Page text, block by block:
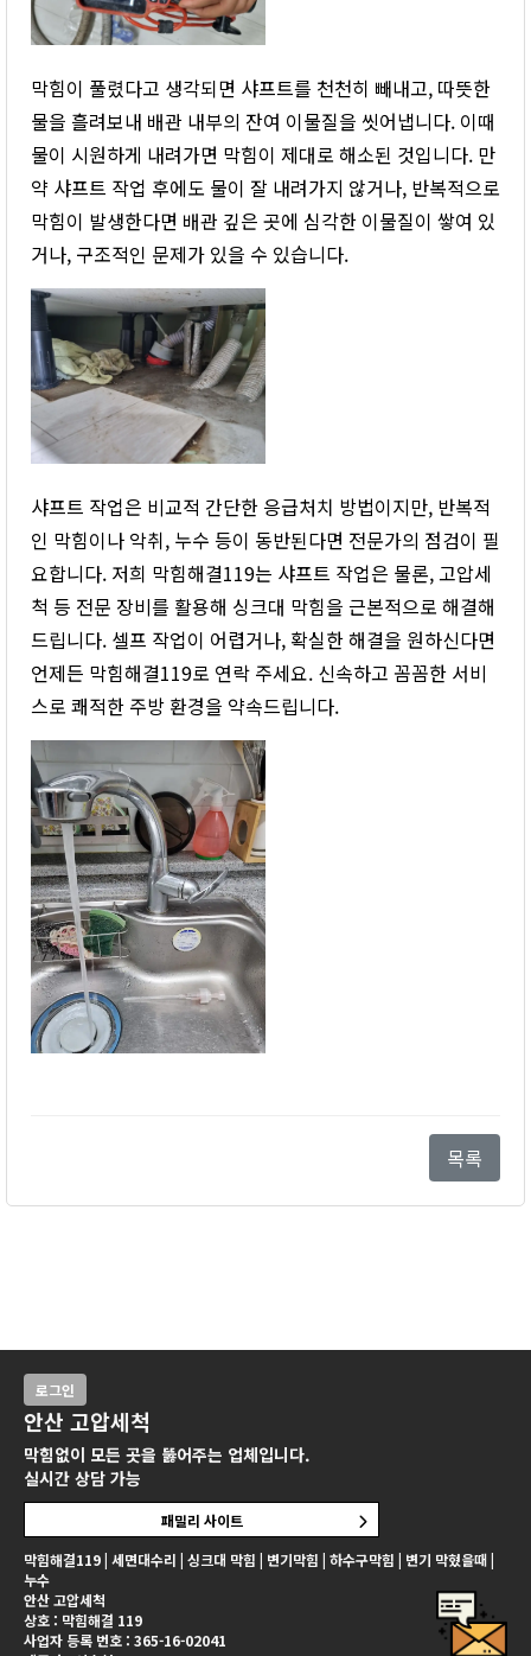
막힘이 풀렸다고 생각되면 샤프트를 천천히 빼내고, 따뜻한
물을 흘려보내 배관 내부의 잔여 이물질을 씻어냅니다. 이때
물이 시원하게 내려가면 막힘이 제대로 해소된 것입니다. 만
약 샤프트 작업 후에도 물이 잘 내려가지 않거나, 반복적으로
막힘이 발생한다면 배관 깊은 곳에 심각한 이물질이 쌓여 있
거나, 구조적인 문제가 있을 수 있습니다.
샤프트 작업은 비교적 간단한 응급처치 방법이지만, 반복적
인 막힘이나 악취, 누수 등이 동반된다면 전문가의 점검이 필
요합니다. 저희 막힘해결119는 샤프트 작업은 물론, 고압세
척 등 전문 장비를 활용해 싱크대 막힘을 근본적으로 해결해
드립니다. 셀프 작업이 어렵거나, 확실한 해결을 원하신다면
언제든 막힘해결119로 연락 주세요. 신속하고 꼼꼼한 서비
스로 쾌적한 주방 환경을 약속드립니다.
목록
막힘해결119 | 세면대수리 | 싱크대 막힘 | 변기막힘 | 하수구막힘 | 변기 막혔을때 |
누수
안산 고압세척
상호 : 막힘해결 119
사업자 등록 번호 : 365-16-02041
로그인
안산 고압세척
막힘없이 모든 곳을 뚫어주는 업체입니다.
실시간 상담 가능
패밀리 사이트